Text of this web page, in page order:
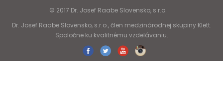
© 2017 Dr. Josef Raabe Slovensko, s.r.o.
Dr. Josef Raabe Slovensko, s.r.o., člen medzinárodnej skupiny Klett.
Spoločne ku kvalitnému vzdelávaniu.